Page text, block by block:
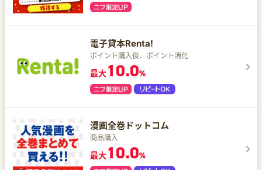
電子貸本Renta!
ポイント購入後、ポイント消化
最大10.0%
漫画全巻ドットコム
商品購入
最大10.0%